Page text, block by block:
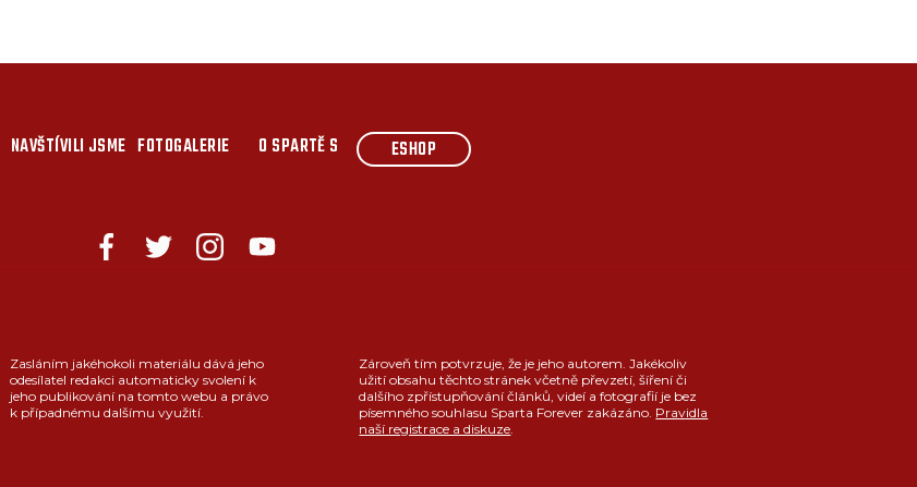
NAVŠTÍVILI JSME FOTOGALERIE O SPARTĚ S ESHOP
Zasláním jakéhokoli materiálu dává jeho
odesílatel redakci automaticky svolení k
jeho publikování na tomto webu a právo
k případnému dalšímu využití.
Zároveň tím potvrzuje, že je jeho autorem. Jakékoliv
užití obsahu těchto stránek včetně převzetí, šíření či
dalšího zpřístupňování článků, videí a fotografií je bez
písemného souhlasu Sparta Forever zakázáno. Pravidla
naší registrace a diskuze